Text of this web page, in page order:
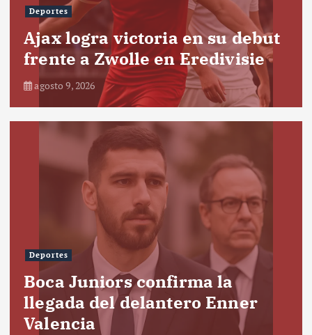
Deportes
Ajax logra victoria en su debut
frente a Zwolle en Eredivisie
agosto 9, 2026
Deportes
Boca Juniors confirma la
llegada del delantero Enner
Valencia